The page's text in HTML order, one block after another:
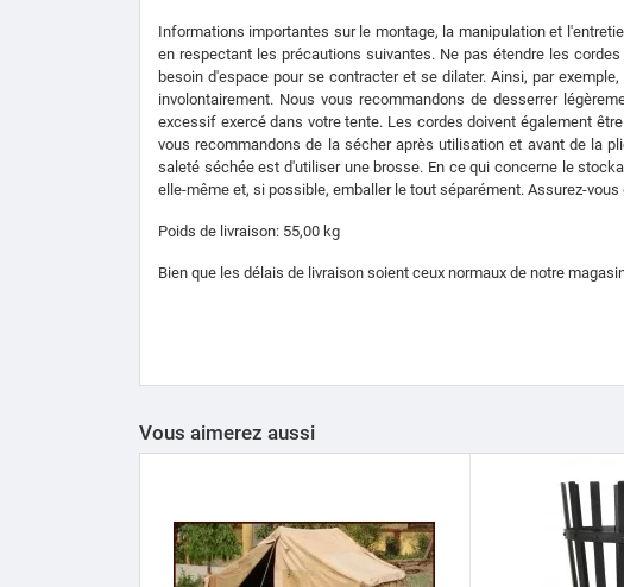
Informations importantes sur le montage, la manipulation et
en respectant les précautions suivantes. Ne pas étendre les
besoin d'espace pour se contracter et se dilater. Ainsi, par
involontairement. Nous vous recommandons de desserrer
excessif exercé dans votre tente. Les cordes doivent également
vous recommandons de la sécher après utilisation et avant de la
saleté séchée est d'utiliser une brosse. En ce qui concerne le
elle-même et, si possible, emballer le tout séparément. Assurez-
Poids de livraison: 55,00 kg
Bien que les délais de livraison soient ceux normaux de notre
Vous aimerez aussi